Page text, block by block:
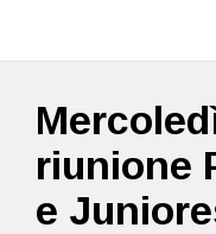
riunione
e